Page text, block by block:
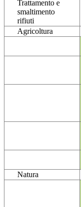
Trattamento e
smaltimento
rifiuti
Agricoltura
Natura